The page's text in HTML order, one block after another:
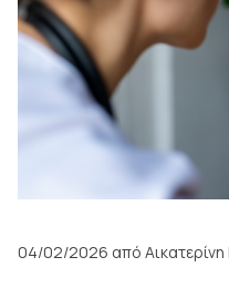
04/02/2026 από